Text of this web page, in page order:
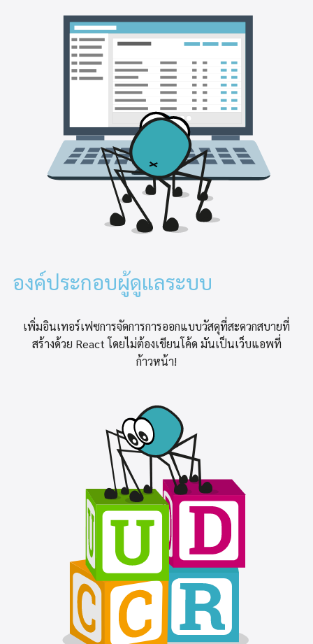
องค์ประกอบผู้ดูแลระบบ
เพิ่มอินเทอร์เฟซการจัดการการออกแบบวัสดุที่สะดวกสบายที่
สร้างด้วย React โดยไม่ต้องเขียนโค้ด มันเป็นเว็บแอพที่
ก้าวหน้า!